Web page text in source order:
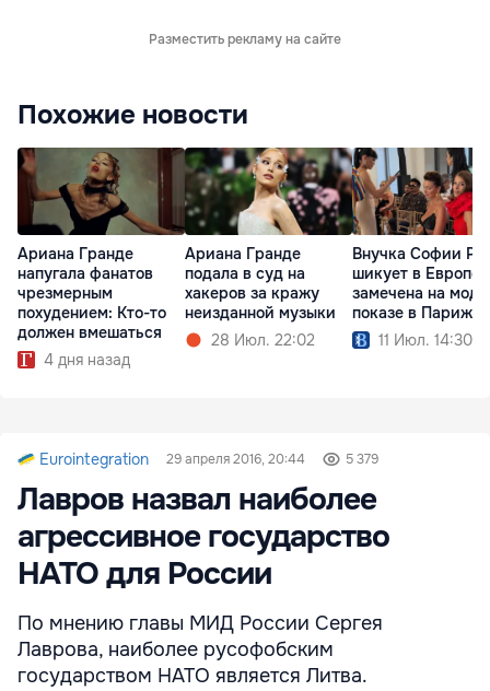
Разместить рекламу на сайте
Похожие новости
Ариана Гранде
напугала фанатов
чрезмерным
похудением: Кто-то
должен вмешаться
4 дня назад
Ариана Гранде
подала в суд на
хакеров за кражу
неизданной музыки
28 Июл. 22:02
Внучка Софии
шикует в Европе:
замечена на
показе в Париже
11 Июл. 14:30
Eurointegration 29 апреля 2016, 20:44 5 379
Лавров назвал наиболее
агрессивное государство
НАТО для России
По мнению главы МИД России Сергея
Лаврова, наиболее русофобским
государством НАТО является Литва.